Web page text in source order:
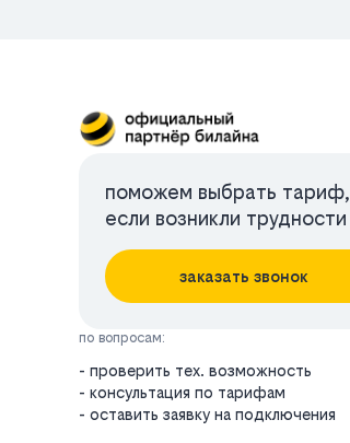
поможем выбрать тариф,
если возникли трудности
заказать звонок
по вопросам:
- проверить тех. возможность
- консультация по тарифам
- оставить заявку на подключения